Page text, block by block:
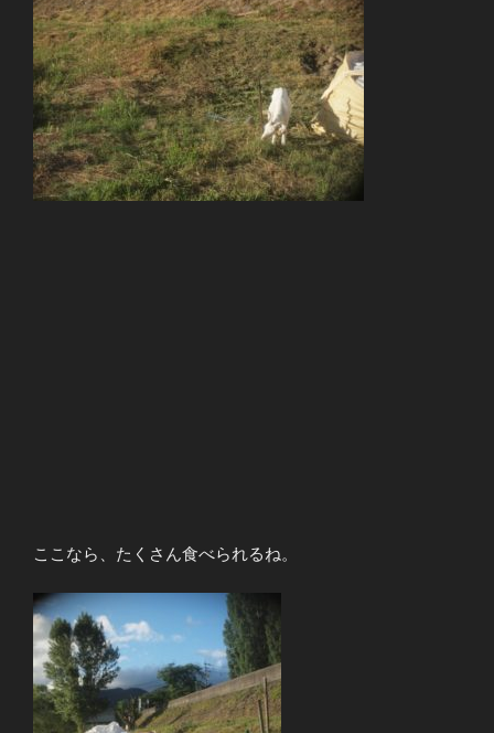
ここなら、たくさん食べられるね。